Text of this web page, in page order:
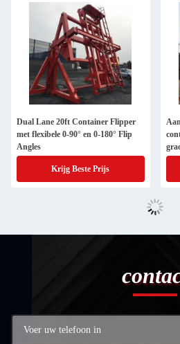
Dual Lane 20ft Container Flipper
met flexibele 0-90° en 0-180° Flip
Angles
Krijg Beste Prijs